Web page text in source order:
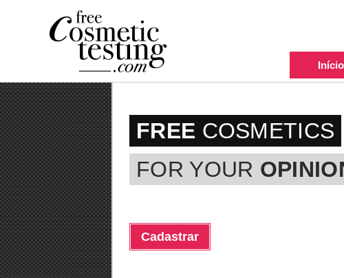
Início
FREE COSMETICS
FOR YOUR
Cadastrar